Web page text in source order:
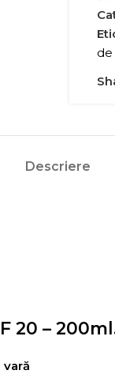
de
Descriere
20 –